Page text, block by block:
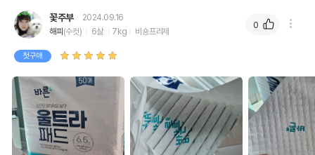
꽃주부
2024.09.16
해피 (수컷) 6살 7kg 비숑프리제
첫구매
0